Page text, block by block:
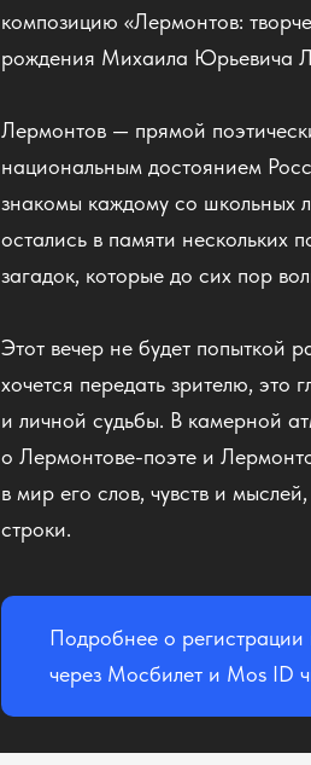
композицию «Лермонтов:
рождения Михаила Юрьевича
Лермонтов — прямой
национальным достоянием
знакомы каждому со школьных
остались в памяти нескольких
загадок, которые до сих пор
Этот вечер не будет попыткой
хочется передать зрителю, это
и личной судьбы. В камерной
о Лермонтове-поэте и
в мир его слов, чувств и
строки.
Подробнее о
через Мосбилет и Mos ID